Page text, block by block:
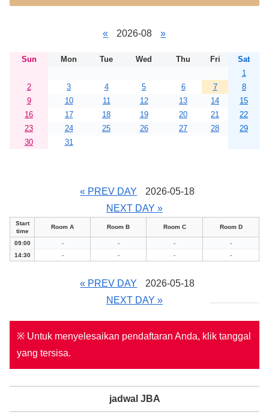
« 2026-08 »
Sun Mon Tue Wed Thu Fri
Sat
1
2
3 4 5 6 7
8
9
10 11 12 13 14
15
16
17 18 19 20 21
22
23
24 25 26 27 28
29
30
31
« PREV DAY
2026-05-18
NEXT DAY »
Start
time
Room A Room B Room C Room D
09:00 - - -
-
14:30
- - - -
« PREV DAY
2026-05-18
NEXT DAY »
※ Untuk menyelesaikan pendaftaran Anda, klik tanggal
yang tersisa.
jadwal JBA